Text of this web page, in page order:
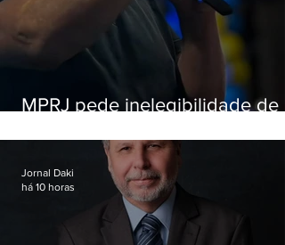
MPRJ pede inelegibilidade de
Jornal Daki
há 10 horas